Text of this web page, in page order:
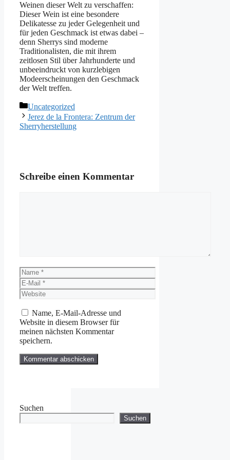
Weinen dieser Welt zu verschaffen:
Dieser Wein ist eine besondere
Delikatesse zu jeder Gelegenheit und
für jeden Geschmack ist etwas dabei –
denn Sherrys sind moderne
Traditionalisten, die mit ihrem
zeitlosen Stil über Jahrhunderte und
unbeeindruckt von kurzlebigen
Modeerscheinungen den Geschmack
der Welt treffen.
Kategorien
Uncategorized
Jerez de la Frontera: Zentrum der
Sherryherstellung
Schreibe einen Kommentar
Name
E-
Mail
Website
Name, E-Mail-Adresse und
Website in diesem Browser für
meinen nächsten Kommentar
speichern.
Suchen
Suchen